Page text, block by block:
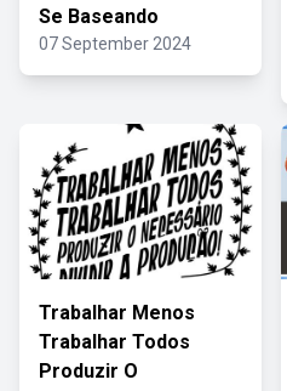
Se Baseando
07 September 2024
Trabalhar Menos
Trabalhar Todos
Produzir O